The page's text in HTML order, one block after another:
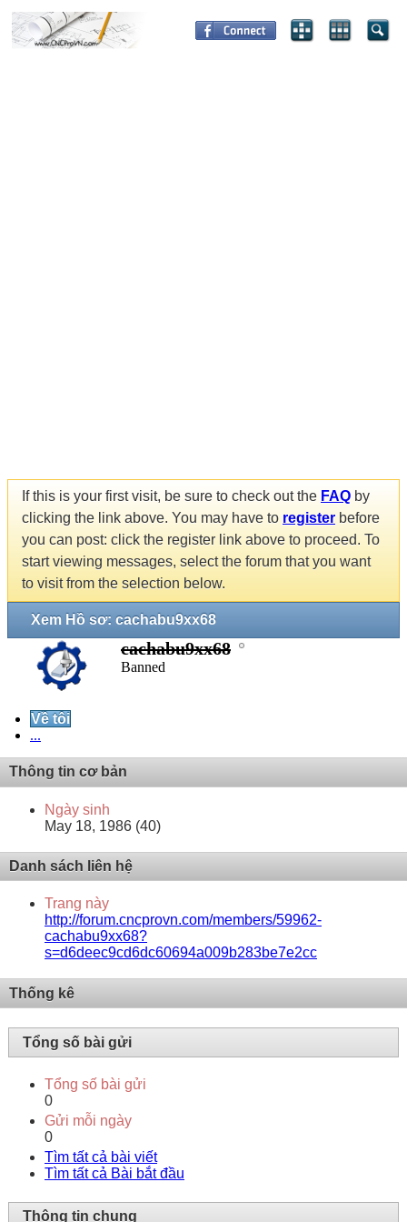
If this is your first visit, be sure to check out the FAQ by
clicking the link above. You may have to register before
you can post: click the register link above to proceed. To
start viewing messages, select the forum that you want
to visit from the selection below.
Xem Hồ sơ: cachabu9xx68
cachabu9xx68
Banned
Về tôi
...
Thông tin cơ bản
Ngày sinh
May 18, 1986 (40)
Danh sách liên hệ
Trang này
http://forum.cncprovn.com/members/59962-
cachabu9xx68?
s=d6deec9cd6dc60694a009b283be7e2cc
Thống kê
Tổng số bài gửi
Tổng số bài gửi
0
Gửi mỗi ngày
0
Tìm tất cả bài viết
Tìm tất cả Bài bắt đầu
Thông tin chung